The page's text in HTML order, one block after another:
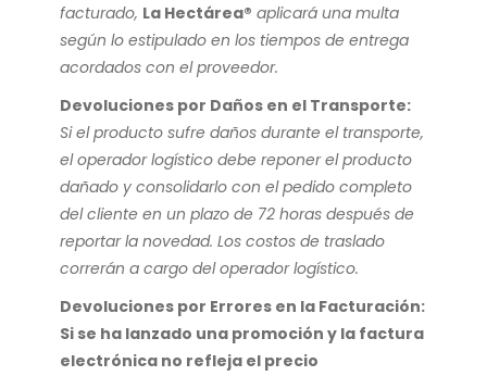
facturado, La Hectárea® aplicará una multa
según lo estipulado en los tiempos de entrega
acordados con el proveedor.
Devoluciones por Daños en el Transporte:
Si el producto sufre daños durante el transporte,
el operador logístico debe reponer el producto
dañado y consolidarlo con el pedido completo
del cliente en un plazo de 72 horas después de
reportar la novedad. Los costos de traslado
correrán a cargo del operador logístico.
Devoluciones por Errores en la Facturación:
Si se ha lanzado una promoción y la factura
electrónica no refleja el precio